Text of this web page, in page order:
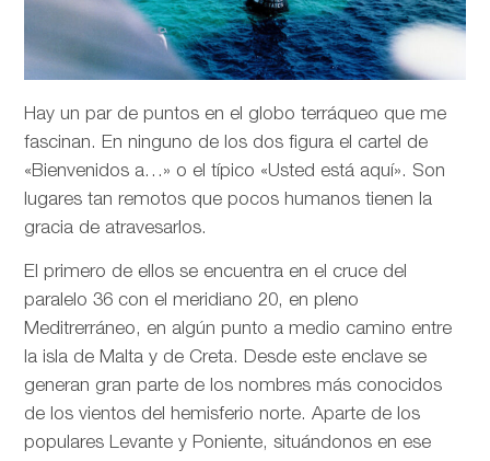
Hay un par de puntos en el globo terráqueo que me
fascinan. En ninguno de los dos figura el cartel de
«Bienvenidos a…» o el típico «Usted está aquí». Son
lugares tan remotos que pocos humanos tienen la
gracia de atravesarlos.
El primero de ellos se encuentra en el cruce del
paralelo 36 con el meridiano 20, en pleno
Meditrerráneo, en algún punto a medio camino entre
la isla de Malta y de Creta. Desde este enclave se
generan gran parte de los nombres más conocidos
de los vientos del hemisferio norte. Aparte de los
populares Levante y Poniente, situándonos en ese